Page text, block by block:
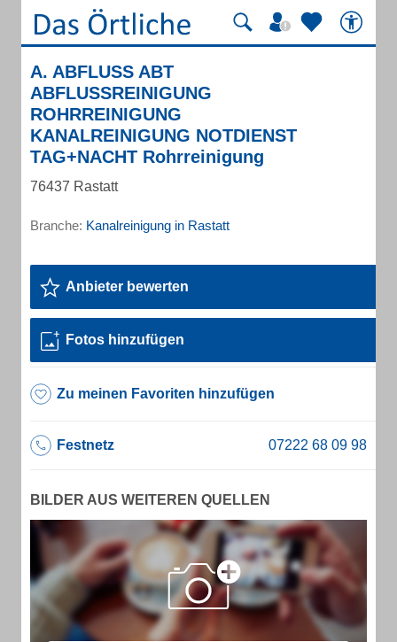
A. ABFLUSS ABT
ABFLUSSREINIGUNG
ROHRREINIGUNG
KANALREINIGUNG NOTDIENST
TAG+NACHT Rohrreinigung
76437 Rastatt
Branche: Kanalreinigung in Rastatt
Anbieter bewerten
Fotos hinzufügen
Zu meinen Favoriten hinzufügen
Festnetz
BILDER AUS WEITEREN QUELLEN